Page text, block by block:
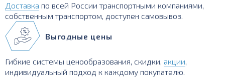
Доставка по всей России транспортными компаниями,
собственным транспортом, доступен самовывоз.
Выгодные цены
Гибкие системы ценообразования, скидки, акции,
индивидуальный подход к каждому покупателю.